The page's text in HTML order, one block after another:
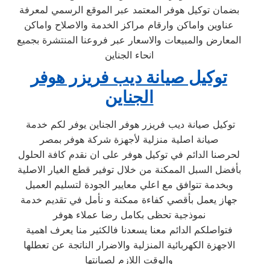
بضمان توكيل هوفر المعتمد عبر الموقع الرسمي لمعرفة
عناوين واماكن وارقام مراكز الخدمة والاصلاح واماكن
المعارض والمبيعات والاسعار عبر فروعنا المنتشرة بجميع
انحاء الجناين
توكيل صيانة ديب فريزر هوفر
الجناين
صيانة اصلية منزلية لأجهزة شركة هوفر بمصر
لحرصنا الدائم في توكيل هوفر على ان نقدم كافة الحلول
بأفضل السبل الممكنة من خلال توفير قطع الغيار الاصلية
وبخدمة تتوافق مع اعلي معايير الجودة لتسليم العميل
جهاز يعمل بأقصي كفاءة ممكنة و نأمل في تقديم خدمة
نموذجية تحظى بكامل رضا عملاء هوفر
فتواصلكم الدائم معنا يسعدنا فالكثير منا يعرف اهمية
الاجهزة الكهربائية المنزلية والاضرار الناتجة عن تعطلها
والوقت اللازم لصيانتها